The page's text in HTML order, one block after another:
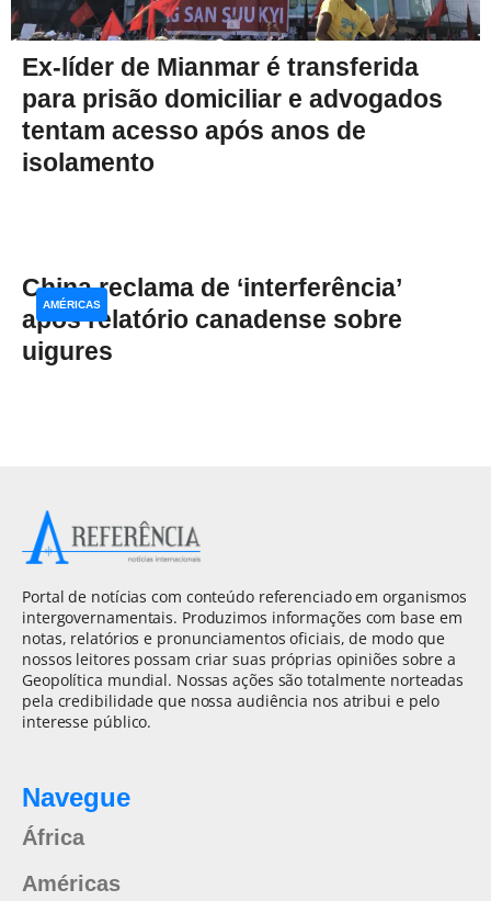
Ex-líder de Mianmar é transferida
para prisão domiciliar e advogados
tentam acesso após anos de
isolamento
China reclama de ‘interferência’
após relatório canadense sobre
uigures
AMÉRICAS
Portal de notícias com conteúdo referenciado em organismos
intergovernamentais. Produzimos informações com base em
notas, relatórios e pronunciamentos oficiais, de modo que
nossos leitores possam criar suas próprias opiniões sobre a
Geopolítica mundial. Nossas ações são totalmente norteadas
pela credibilidade que nossa audiência nos atribui e pelo
interesse público.
Navegue
África
Américas